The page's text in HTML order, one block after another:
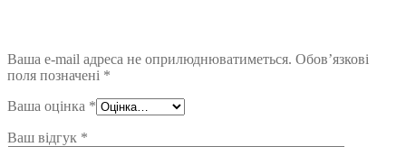
Ваша e-mail адреса не оприлюднюватиметься. Обов’язкові
поля позначені *
Ваша оцінка *
Ваш відгук *